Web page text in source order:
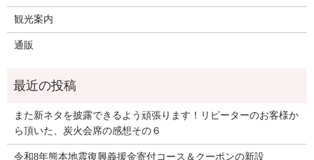
観光案内
通販
また新ネタを披露できるよう頑張ります！リピーターのお客様か
ら頂いた、炭火会席の感想その６
令和8年熊本地震復興義援金寄付コース＆クーポンの新設